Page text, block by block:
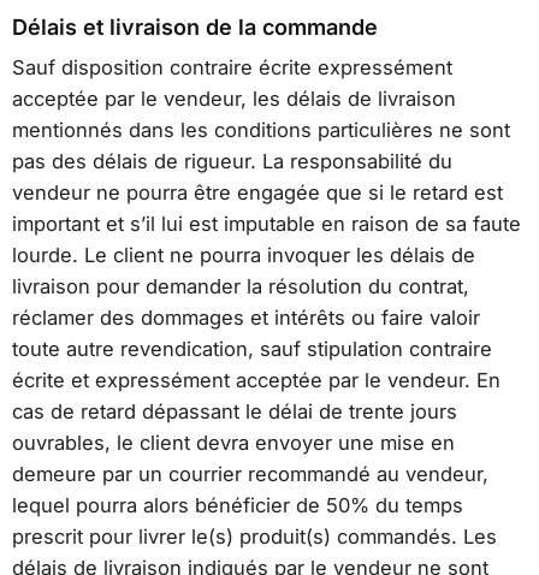
Délais et livraison de la commande
Sauf disposition contraire écrite expressément
acceptée par le vendeur, les délais de livraison
mentionnés dans les conditions particulières ne sont
pas des délais de rigueur. La responsabilité du
vendeur ne pourra être engagée que si le retard est
important et s’il lui est imputable en raison de sa faute
lourde. Le client ne pourra invoquer les délais de
livraison pour demander la résolution du contrat,
réclamer des dommages et intérêts ou faire valoir
toute autre revendication, sauf stipulation contraire
écrite et expressément acceptée par le vendeur. En
cas de retard dépassant le délai de trente jours
ouvrables, le client devra envoyer une mise en
demeure par un courrier recommandé au vendeur,
lequel pourra alors bénéficier de 50% du temps
prescrit pour livrer le(s) produit(s) commandés. Les
délais de livraison indiqués par le vendeur ne sont